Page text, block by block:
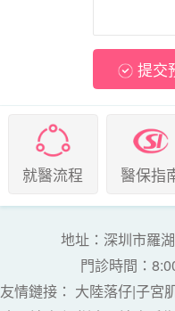
提交
就醫流程 醫保指
地址：深圳市羅
門診時間：
友情鏈接： 大陸落仔|子宮